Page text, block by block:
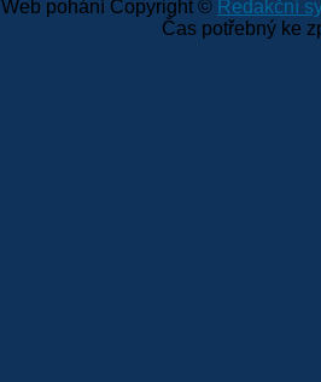
Web pohání Copyright © Redakční
Čas potřebný ke